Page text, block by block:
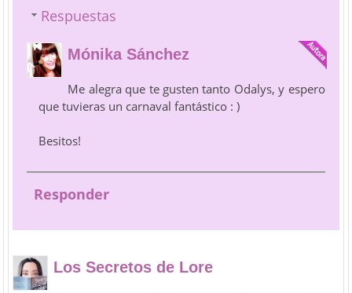
Respuestas
Mónika Sánchez
Me alegra que te gusten tanto Odalys, y espero
que tuvieras un carnaval fantástico : )
Besitos!
Responder
Los Secretos de Lore